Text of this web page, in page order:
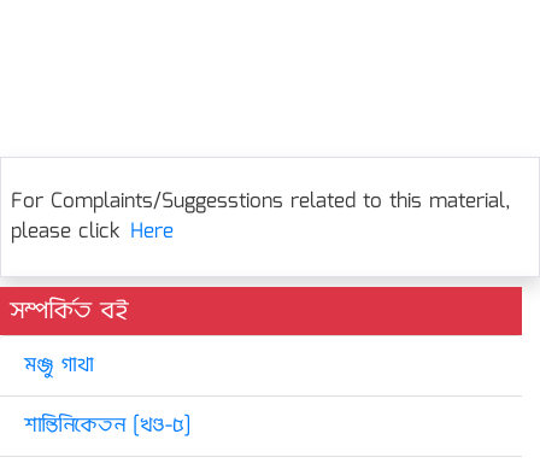
For Complaints/Suggesstions related to this material,
please click Here
সম্পর্কিত বই
মঞ্জু গাথা
শান্তিনিকেতন [খণ্ড-৫]